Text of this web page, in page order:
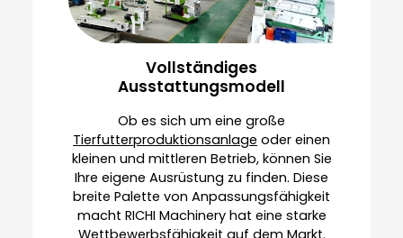
Vollständiges
Ausstattungsmodell
Ob es sich um eine große
Tierfutterproduktionsanlage oder einen
kleinen und mittleren Betrieb, können Sie
Ihre eigene Ausrüstung zu finden. Diese
breite Palette von Anpassungsfähigkeit
macht RICHI Machinery hat eine starke